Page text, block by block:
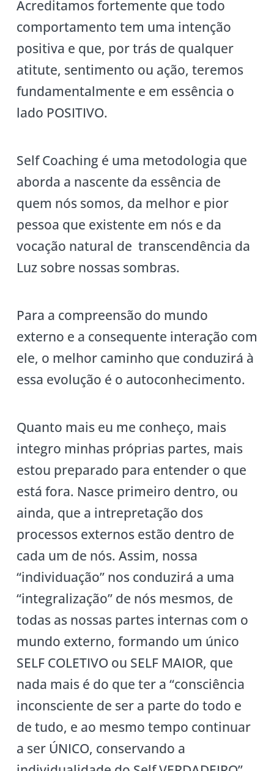
Acreditamos fortemente que todo
comportamento tem uma intenção
positiva e que, por trás de qualquer
atitute, sentimento ou ação, teremos
fundamentalmente e em essência o
lado POSITIVO.
Self Coaching é uma metodologia que
aborda a nascente da essência de
quem nós somos, da melhor e pior
pessoa que existente em nós e da
vocação natural de transcendência da
Luz sobre nossas sombras.
Para a compreensão do mundo
externo e a consequente interação com
ele, o melhor caminho que conduzirá à
essa evolução é o autoconhecimento.
Quanto mais eu me conheço, mais
integro minhas próprias partes, mais
estou preparado para entender o que
está fora. Nasce primeiro dentro, ou
ainda, que a intrepretação dos
processos externos estão dentro de
cada um de nós. Assim, nossa
“individuação” nos conduzirá a uma
“integralização” de nós mesmos, de
todas as nossas partes internas com o
mundo externo, formando um único
SELF COLETIVO ou SELF MAIOR, que
nada mais é do que ter a “consciência
inconsciente de ser a parte do todo e
de tudo, e ao mesmo tempo continuar
a ser ÚNICO, conservando a